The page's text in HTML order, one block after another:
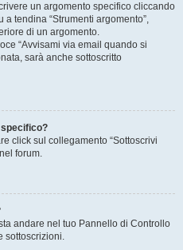
un argomento specifico cliccando
tendina “Strumenti argomento”,
di un argomento.
“Avvisami via email quando si
sarà anche sottoscritto
click sul collegamento “Sottoscrivi
forum.
andare nel tuo Pannello di Controllo
sottoscrizioni.